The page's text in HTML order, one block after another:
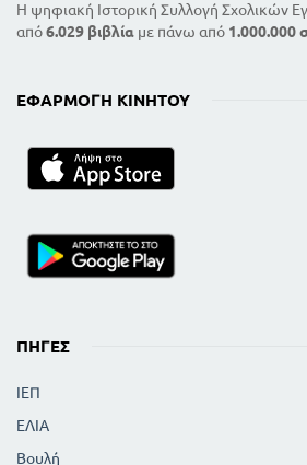
Η ψηφιακή Ιστορική Συλλογή Σχολικών
από6.029 βιβλία με πάνω από 1.000.000
ΕΦΑΡΜΟΓΉ ΚΙΝΗΤΟΎ
ΠΗΓΈΣ
ΙΕΠ
ΕΛΙΑ
Βουλή